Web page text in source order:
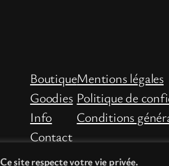
Ce site respecte votre vie privée.
Boutique
Goodies
Info
Contact
Mentions légales
Politique de
Conditions